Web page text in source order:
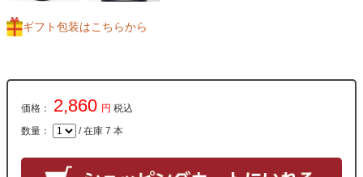
ギフト包装はこちらから
価格： 2,860 円 税込
数量： / 在庫 7 本